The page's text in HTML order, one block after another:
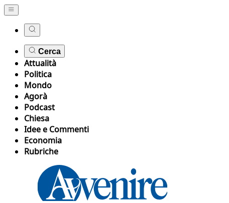
Cerca
Attualità
Politica
Mondo
Agorà
Podcast
Chiesa
Idee e Commenti
Economia
Rubriche